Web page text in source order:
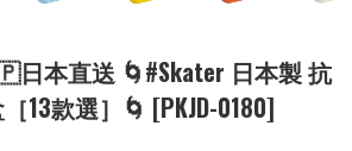
日本直送 🌀#Skater 日本製 抗
13款選］🌀 [PKJD-0180]